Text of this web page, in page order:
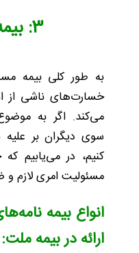
3: بیمه مسئولیت
به طور کلی بیمه
خسارت‌های ناشی از
می‌کند. اگر به
سوی دیگران بر
کنیم، در می‌یابیم
مسئولیت امری لازم
انواع بیمه
ارائه در بیمه ملت: